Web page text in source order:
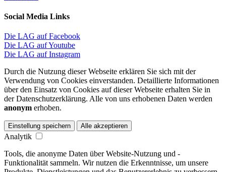
Social Media Links
Die LAG auf Facebook
Die LAG auf Youtube
Die LAG auf Instagram
Durch die Nutzung dieser Webseite erklären Sie sich mit der
Verwendung von Cookies einverstanden. Detaillierte Informationen
über den Einsatz von Cookies auf dieser Webseite erhalten Sie in
der Datenschutzerklärung. Alle von uns erhobenen Daten werden
anonym erhoben.
Einstellung speichern Alle akzeptieren
Analytik
Tools, die anonyme Daten über Website-Nutzung und -
Funktionalität sammeln. Wir nutzen die Erkenntnisse, um unsere